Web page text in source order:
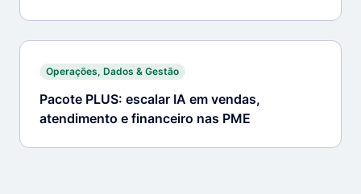
Operações, Dados & Gestão
Pacote PLUS: escalar IA em vendas,
atendimento e financeiro nas PME